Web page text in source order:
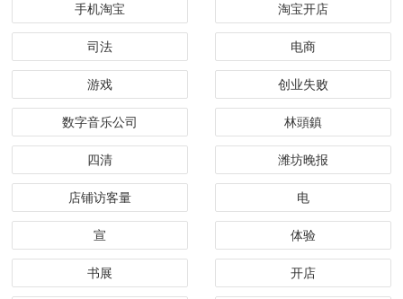
手机淘宝 淘宝开店
司法 电商
游戏 创业失败
数字音乐公司 林頭鎮
四清 潍坊晚报
店铺访客量 电
宣 体验
书展 开店